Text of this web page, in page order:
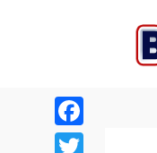
Facebook